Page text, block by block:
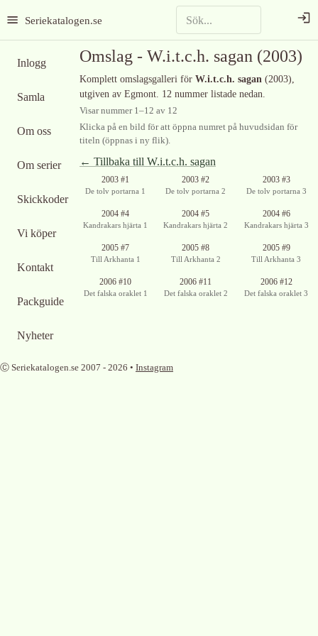
Seriekatalogen.se
Inlogg
Samla
Om oss
Om serier
Skickkoder
Vi köper
Kontakt
Packguide
Nyheter
Omslag - W.i.t.c.h. sagan (2003)
Komplett omslagsgalleri för W.i.t.c.h. sagan (2003),
utgiven av Egmont. 12 nummer listade nedan.
Visar nummer 1–12 av 12
Klicka på en bild för att öppna numret på huvudsidan för
titeln (öppnas i ny flik).
← Tillbaka till W.i.t.c.h. sagan
2003 #1
De tolv portarna 1
2003 #2
De tolv portarna 2
2003 #3
De tolv portarna 3
2004 #4
Kandrakars hjärta 1
2004 #5
Kandrakars hjärta 2
2004 #6
Kandrakars hjärta 3
2005 #7
Till Arkhanta 1
2005 #8
Till Arkhanta 2
2005 #9
Till Arkhanta 3
2006 #10
Det falska oraklet 1
Ingen bild
tillgänglig
2006 #11
Det falska oraklet 2
Ingen bild
tillgänglig
2006 #12
Det falska oraklet 3
Ⓒ Seriekatalogen.se 2007 - 2026 • Instagram